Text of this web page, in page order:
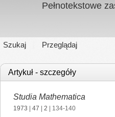
Pełnotekstowe
Szukaj Przeglądaj
Artykuł - szczegóły
Studia Mathematica
1973 47 2 | 134-140